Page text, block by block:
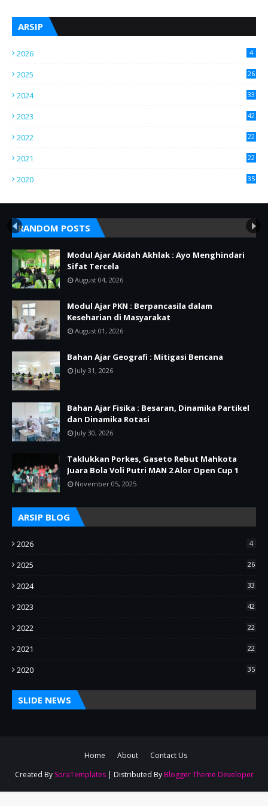
ARSIP
2026 4
2025 26
2024 33
2023 42
2022 22
2021 22
2020 35
RANDOM POSTS
Modul Ajar Akidah Akhlak : Ayo Menghindari
Sifat Tercela
August 04, 2026
Modul Ajar PKN : Berpancasila dalam
Keseharian di Masyarakat
August 01, 2026
Bahan Ajar Geografi : Mitigasi Bencana
July 31, 2026
Bahan Ajar Fisika : Besaran, Dinamika Partikel
dan Dinamika Rotasi
July 30, 2026
Taklukkan Porkes, Gaseto Rebut Mahkota
Juara Bola Voli Putri MAN 2 Alor Open Cup 1
November 05, 2025
ARSIP BLOG
2026 4
2025 26
2024 33
2023 42
2022 22
2021 22
2020 35
SLIDE NEWS
Home About
Contact Us
Created By SoraTemplates| Distributed By Blogger Theme Developer